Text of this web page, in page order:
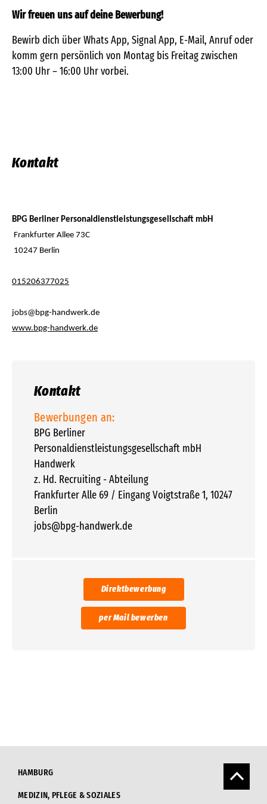
Wir freuen uns auf deine Bewerbung!
Bewirb dich über Whats App, Signal App, E-Mail, Anruf oder
komm gern persönlich von Montag bis Freitag zwischen
13:00 Uhr – 16:00 Uhr vorbei.
Kontakt
BPG Berliner Personaldienstleistungsgesellschaft mbH
Frankfurter Allee 73C
10247 Berlin
015206377025
jobs@ bpg-handwerk.de
www.bpg-handwerk.de
Kontakt
Bewerbungen an:
BPG Berliner
Personaldienstleistungsgesellschaft mbH
Handwerk
z. Hd. Recruiting - Abteilung
Frankfurter Alle 69 / Eingang Voigtstraße 1, 10247
Berlin
jobs@bpg-handwerk.de
Direktbewerbung
per Mail bewerben
HAMBURG
MEDIZIN, PFLEGE & SOZIALES